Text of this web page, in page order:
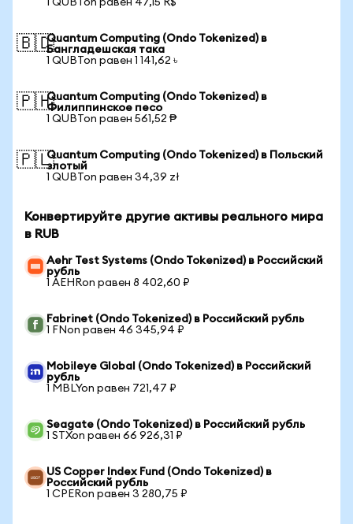
1 QUBTon равен 47,15 R$
🇧🇩Quantum Computing (Ondo Tokenized) в
Бангладешская така
1 QUBTon равен 1 141,62 ৳
🇵🇭Quantum Computing (Ondo Tokenized) в
Филиппинское песо
1 QUBTon равен 561,52 ₱
🇵🇱Quantum Computing (Ondo Tokenized) в Польский
злотый
1 QUBTon равен 34,39 zł
Конвертируйте другие активы реального мира
в RUB
Aehr Test Systems (Ondo Tokenized) в Российский
рубль
1 AEHRon равен 8 402,60 ₽
Fabrinet (Ondo Tokenized) в Российский рубль
1 FNon равен 46 345,94 ₽
Mobileye Global (Ondo Tokenized) в Российский
рубль
1 MBLYon равен 721,47 ₽
Seagate (Ondo Tokenized) в Российский рубль
1 STXon равен 66 926,31 ₽
US Copper Index Fund (Ondo Tokenized) в
Российский рубль
1 CPERon равен 3 280,75 ₽